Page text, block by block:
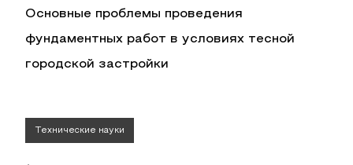
Основные проблемы проведения
фундаментных работ в условиях тесной
городской застройки
Технические науки